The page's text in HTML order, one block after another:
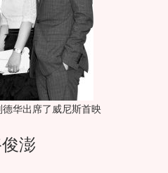
华出席了威尼斯首映
澎